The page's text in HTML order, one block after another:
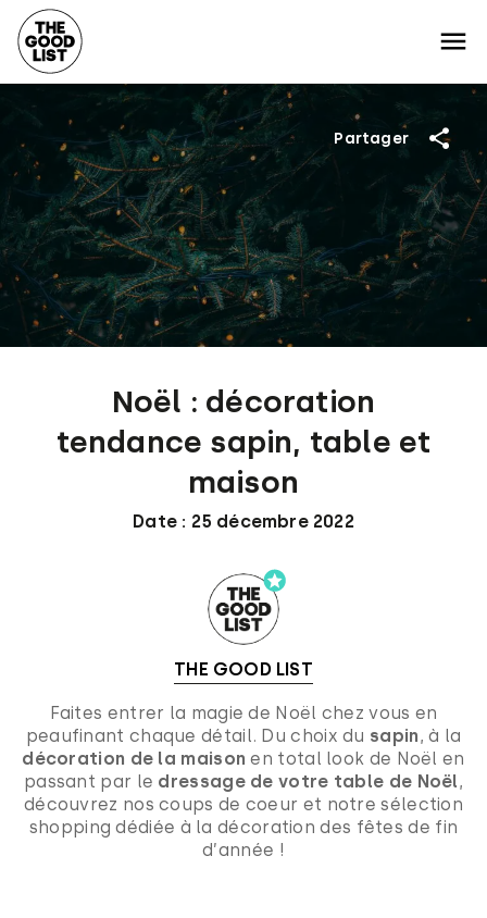
Noël : décoration
tendance sapin, table et
maison
Date : 25 décembre 2022
Partager
THE GOOD LIST
Faites entrer la magie de Noël chez vous en
peaufinant chaque détail. Du choix du sapin, à la
décoration de la maison en total look de Noël en
passant par le dressage de votre table de Noël,
découvrez nos coups de coeur et notre sélection
shopping dédiée à la décoration des fêtes de fin
d’année !